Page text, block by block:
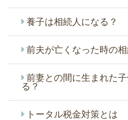
養子は相続人になる？
前夫が亡くなった時の相
前妻との間に生まれた
る？
トータル税金対策とは